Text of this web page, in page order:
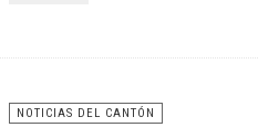
NOTICIAS DEL CANTÓN